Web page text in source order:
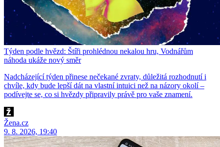
Týden podle hvězd: Štíři prohlédnou nekalou hru, Vodnářům
náhoda ukáže nový směr
Nadcházející týden přinese nečekané zvraty, důležitá rozhodnutí i
chvíle, kdy bude lepší dát na vlastní intuici než na názory okolí –
podívejte se, co si hvězdy připravily právě pro vaše znamení.
Žena.cz
9. 8. 2026, 19:40